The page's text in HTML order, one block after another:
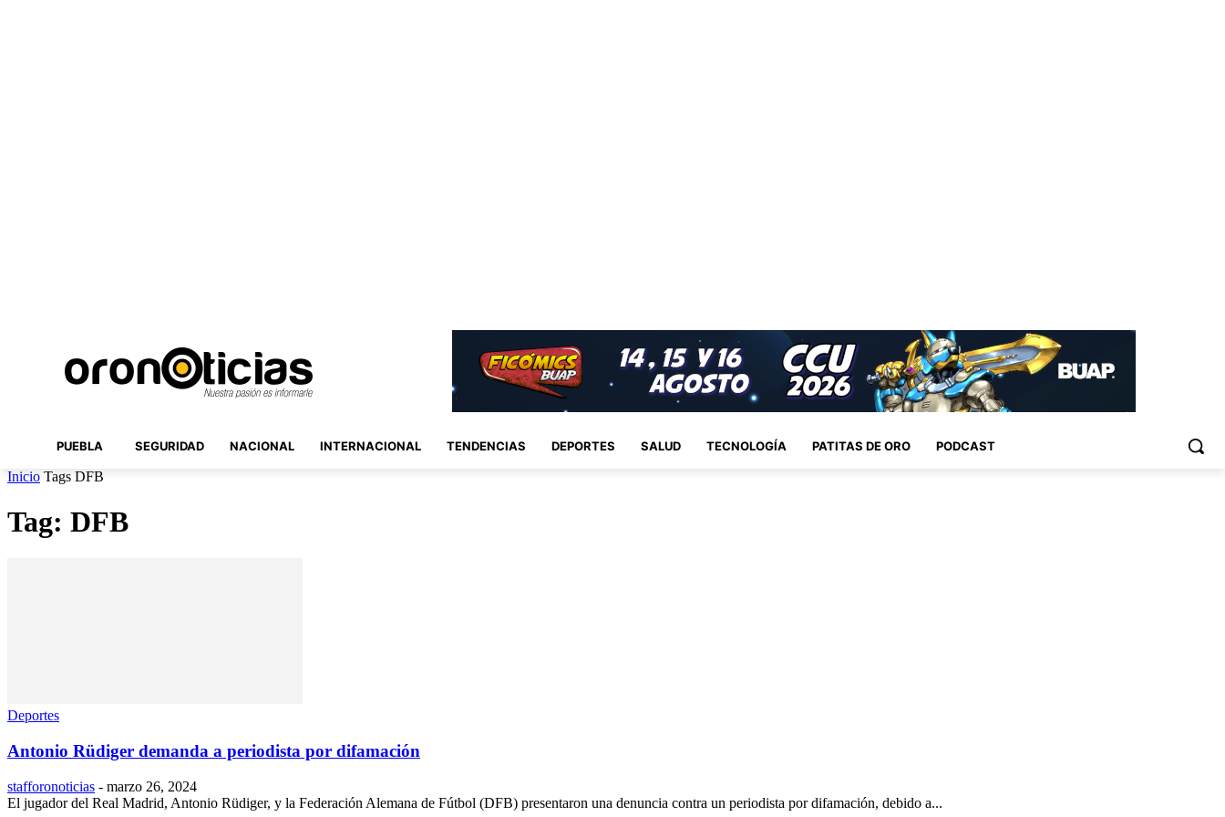
PUEBLA SEGURIDAD NACIONAL INTERNACIONAL TENDENCIAS DEPORTES SALUD TECNOLOGÍA PATITAS DE ORO PODCAST
Inicio Tags DFB
Tag: DFB
Deportes
Antonio Rüdiger demanda a periodista por difamación
stafforonoticias - marzo 26, 2024
El jugador del Real Madrid, Antonio Rüdiger, y la Federación Alemana de Fútbol (DFB) presentaron una denuncia contra un periodista por difamación, debido a...